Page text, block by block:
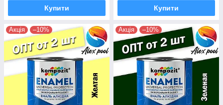
Купити Купити
Акція –10% Акція –10%